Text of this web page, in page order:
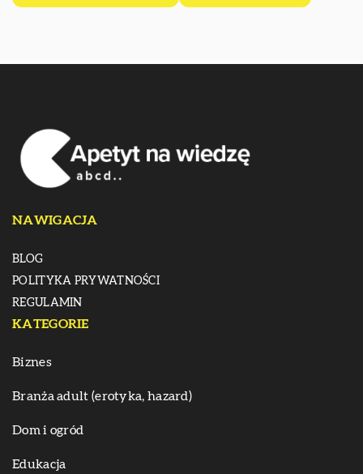
NAWIGACJA
BLOG
POLITYKA PRYWATNOŚCI
REGULAMIN
KATEGORIE
Biznes
Branża adult (erotyka, hazard)
Dom i ogród
Edukacja